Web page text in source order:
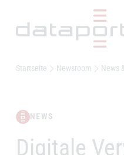
Startseite Newsroom News
NEWS
–
Digitale